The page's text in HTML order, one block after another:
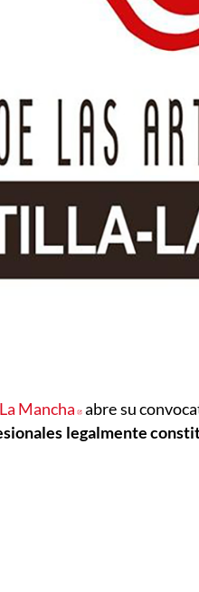
Mancha Abre en nueva
abre su
legalmente